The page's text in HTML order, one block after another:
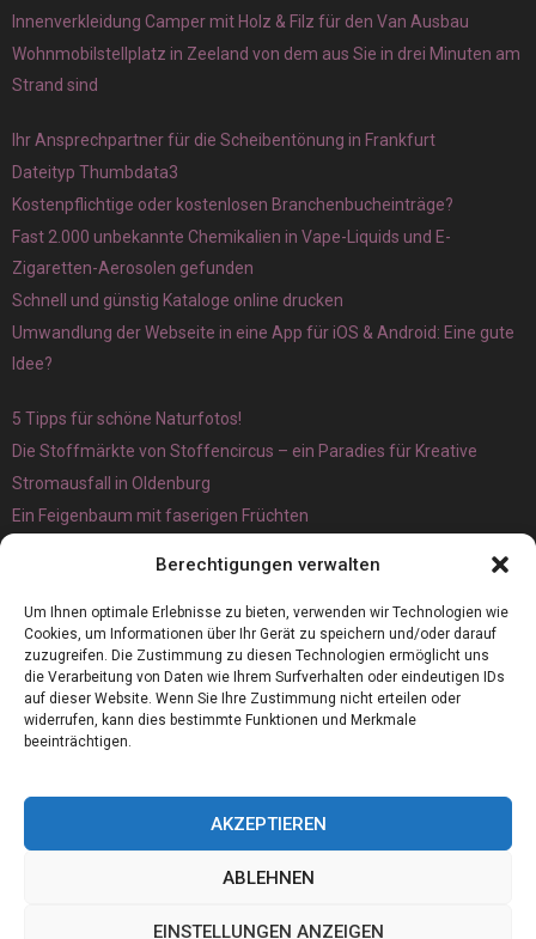
Berechtigungen verwalten
Um Ihnen optimale Erlebnisse zu bieten, verwenden wir Technologien wie
Cookies, um Informationen über Ihr Gerät zu speichern und/oder darauf
zuzugreifen. Die Zustimmung zu diesen Technologien ermöglicht uns
die Verarbeitung von Daten wie Ihrem Surfverhalten oder eindeutigen IDs
auf dieser Website. Wenn Sie Ihre Zustimmung nicht erteilen oder
widerrufen, kann dies bestimmte Funktionen und Merkmale
beeinträchtigen.
AKZEPTIEREN
ABLEHNEN
EINSTELLUNGEN ANZEIGEN
Innenverkleidung Camper mit Holz & Filz für den Van Ausbau
Wohnmobilstellplatz in Zeeland von dem aus Sie in drei Minuten am
Strand sind
Ihr Ansprechpartner für die Scheibentönung in Frankfurt
Dateityp Thumbdata3
Kostenpflichtige oder kostenlosen Branchenbucheinträge?
Fast 2.000 unbekannte Chemikalien in Vape-Liquids und E-
Zigaretten-Aerosolen gefunden
Schnell und günstig Kataloge online drucken
Umwandlung der Webseite in eine App für iOS & Android: Eine gute
Idee?
5 Tipps für schöne Naturfotos!
Die Stoffmärkte von Stoffencircus – ein Paradies für Kreative
Stromausfall in Oldenburg
Ein Feigenbaum mit faserigen Früchten
Magnetangeln